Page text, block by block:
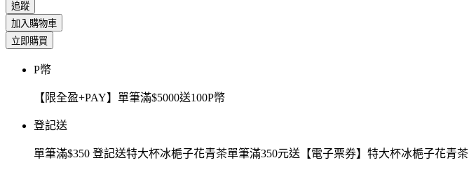
追蹤
加入購物車
立即購買
P幣
【限全盈+PAY】單筆滿$5000送100P幣
登記送
單筆滿$350 登記送特大杯冰梔子花青茶單筆滿350元送【電子票券】特大杯冰梔子花青茶